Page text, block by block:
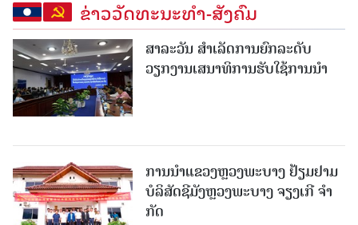
ຂ່າວວັດທະນະທຳ-ສັງຄົມ
ສາລະວັນ ສໍາເລັດການຍົກລະດັບ
ວຽກງານເສນາທິການຮັບໃຊ້ການນໍາ
ການນຳແຂວງຫຼວງພະບາງ ຢ້ຽມ​ຢາມ
ບໍ​ລິ​ສັດຊີມັງຫຼວງພະບາງ ຈຽງເກີ ຈໍາ
ກັດ